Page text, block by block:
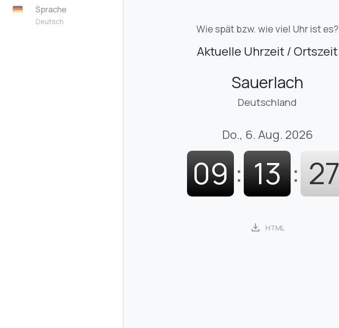
Sprache
Deutsch
Wie spät bzw. wie viel Uhr ist es?
Aktuelle Uhrzeit / Ortszeit
Sauerlach
Deutschland
Do., 6. Aug. 2026
09 : 13 : 29
download HTML